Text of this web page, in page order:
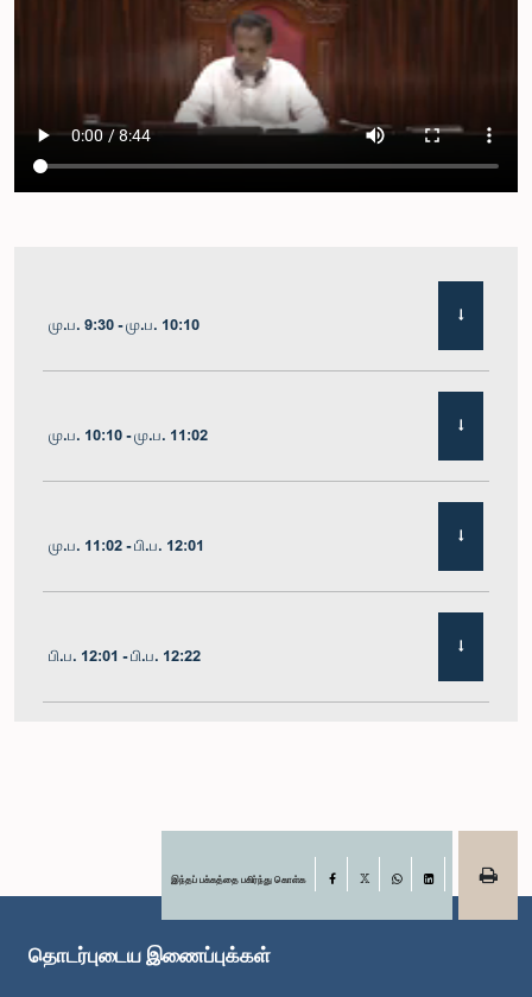
மு.ப. 9:30 - மு.ப. 10:10
மு.ப. 10:10 - மு.ப. 11:02
மு.ப. 11:02 - பி.ப. 12:01
பி.ப. 12:01 - பி.ப. 12:22
பி.ப. 1:00 - பி.ப. 1:11இந்தப் பக்கத்தை பகிர்ந்து கொள்க Facebook
LinkedIn
தொடர்புடைய இணைப்புக்கள்